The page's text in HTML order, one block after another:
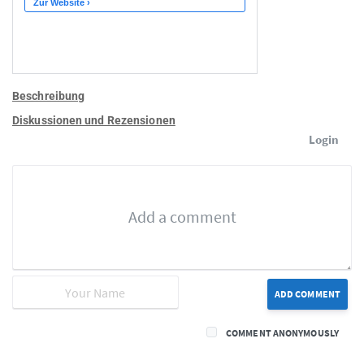
Beschreibung
Diskussionen und Rezensionen
Login
ADD COMMENT
COMMENT ANONYMOUSLY